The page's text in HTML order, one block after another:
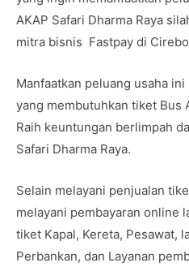
AKAP Safari Dharma Raya
mitra bisnis Fastpay di
Manfaatkan peluang usaha
yang membutuhkan tiket Bus
Raih keuntungan berlimpah
Safari Dharma Raya.
Selain melayani penjualan
melayani pembayaran online
tiket Kapal, Kereta, Pesawat,
Perbankan, dan Layanan